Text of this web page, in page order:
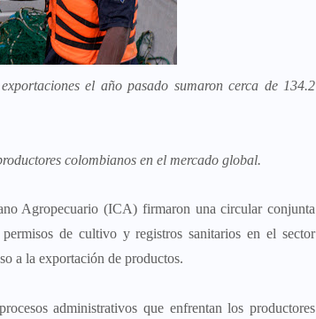
el año pasado sumaron cerca de 134.2
colombianos en el mercado global.
Agropecuario (ICA) firmaron una circular conjunta
de cultivo y registros sanitarios en el sector
a la exportación de productos.
administrativos que enfrentan los productores